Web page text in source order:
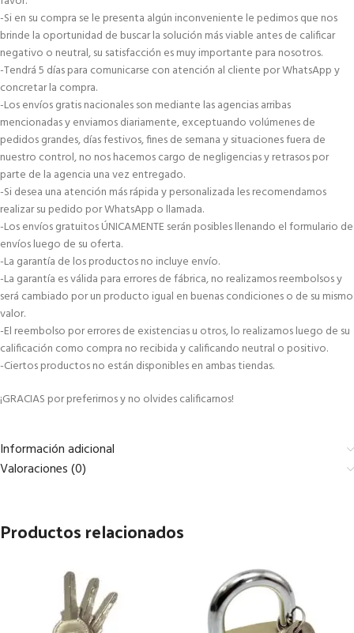
-Si en su compra se le presenta algún inconveniente le pedimos que nos
brinde la oportunidad de buscar la solución más viable antes de calificar
negativo o neutral, su satisfacción es muy importante para nosotros.
-Tendrá 5 días para comunicarse con atención al cliente por WhatsApp y
concretar la compra.
-Los envíos gratis nacionales son mediante las agencias arribas
mencionadas y enviamos diariamente, exceptuando volúmenes de
pedidos grandes, días festivos, fines de semana y situaciones fuera de
nuestro control, no nos hacemos cargo de negligencias y retrasos por
parte de la agencia una vez entregado.
-Si desea una atención más rápida y personalizada les recomendamos
realizar su pedido por WhatsApp o llamada.
-Los envíos gratuitos ÚNICAMENTE serán posibles llenando el formulario de
envíos luego de su oferta.
-La garantía de los productos no incluye envío.
-La garantía es válida para errores de fábrica, no realizamos reembolsos y
será cambiado por un producto igual en buenas condiciones o de su mismo
valor.
-El reembolso por errores de existencias u otros, lo realizamos luego de su
calificación como compra no recibida y calificando neutral o positivo.
-Ciertos productos no están disponibles en ambas tiendas.
¡GRACIAS por preferirnos y no olvides calificarnos!
Información adicional
Valoraciones (0)
Productos relacionados